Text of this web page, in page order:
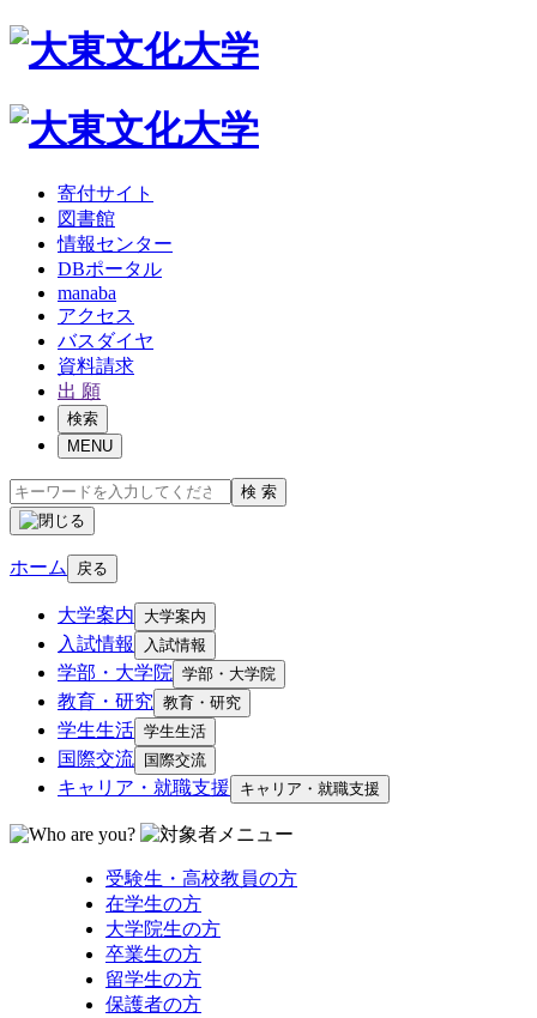
寄付サイト
図書館
情報センター
DBポータル
manaba
アクセス
バスダイヤ
資料請求
出 願
検索
MENU
検 索
ホーム 戻る
大学案内 大学案内
入試情報 入試情報
学部・大学院 学部・大学院
教育・研究 教育・研究
学生生活 学生生活
国際交流 国際交流
キャリア・就職支援 キャリア・就職支援
受験生・高校教員の方
在学生の方
大学院生の方
卒業生の方
留学生の方
保護者の方